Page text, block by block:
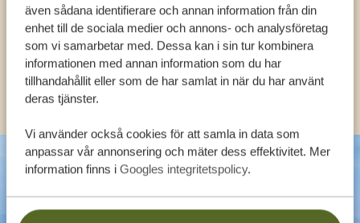
även sådana identifierare och annan information från din
enhet till de sociala medier och annons- och analysföretag
som vi samarbetar med. Dessa kan i sin tur kombinera
informationen med annan information som du har
tillhandahållit eller som de har samlat in när du har använt
deras tjänster.
Vi använder också cookies för att samla in data som
anpassar vår annonsering och mäter dess effektivitet. Mer
information finns i Googles integritetspolicy.
+31 174 788 108
KONTAKT